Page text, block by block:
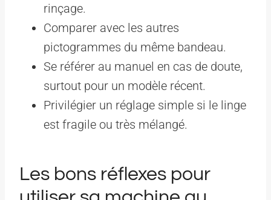
rinçage.
Comparer avec les autres
pictogrammes du même bandeau.
Se référer au manuel en cas de doute,
surtout pour un modèle récent.
Privilégier un réglage simple si le linge
est fragile ou très mélangé.
Les bons réflexes pour